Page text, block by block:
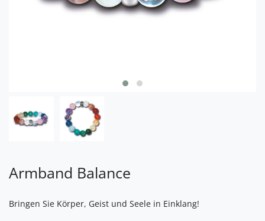
Armband Balance
Bringen Sie Körper, Geist und Seele in Einklang!